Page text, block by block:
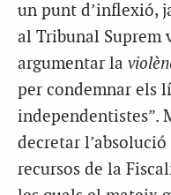
un punt d’inflexió,
al Tribunal
argumentar la
per condemnar els
independentistes”.
decretar
recursos de la